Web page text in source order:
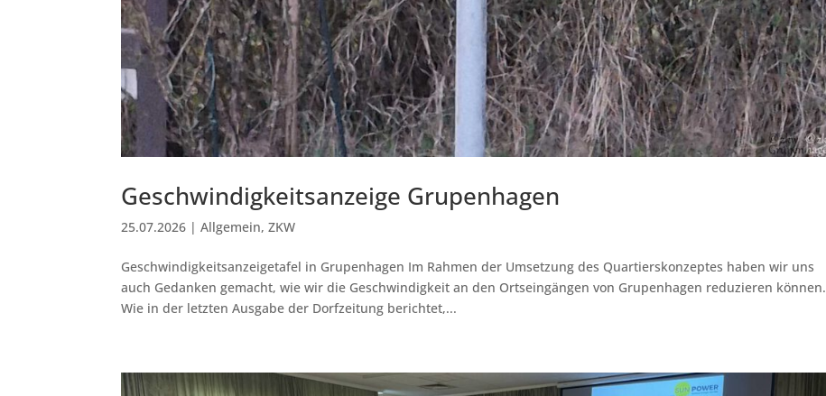
Geschwindig­keits­anzeige Grupenhagen
25.07.2026 |Allgemein,ZKW
Geschwindigkeitsanzeigetafel in Grupenhagen Im Rahmen der Umsetzung des Quartierskonzeptes haben wir uns
auch Gedanken gemacht, wie wir die Geschwindigkeit an den Ortseingängen von Grupenhagen reduzieren können.
Wie in der letzten Ausgabe der Dorfzeitung berichtet,...